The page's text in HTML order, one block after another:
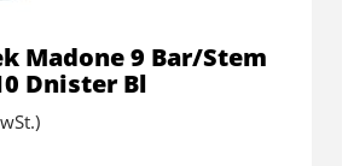
Madone 9 Bar/Stem
Dnister Bl